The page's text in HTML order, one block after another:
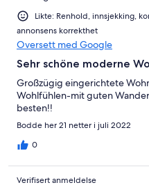
Likte: Renhold, innsjekking,
annonsens korrekthet
Oversett med Google
Sehr schöne moderne
Großzügig eingerichtete
Wohlfühlen-mit guten
besten!!
Bodde her 21 netter i juli 2022
0
Verifisert anmeldelse